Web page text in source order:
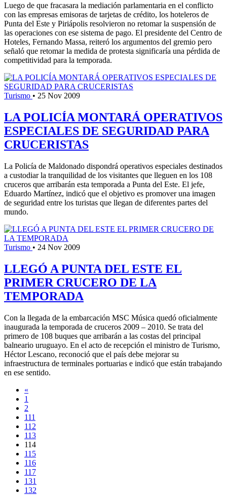
Luego de que fracasara la mediación parlamentaria en el conflicto
con las empresas emisoras de tarjetas de crédito, los hoteleros de
Punta del Este y Piriápolis resolvieron no retomar la suspensión de
las operaciones con ese sistema de pago. El presidente del Centro de
Hoteles, Fernando Massa, reiteró los argumentos del gremio pero
señaló que retomar la medida de protesta significaría una pérdida de
competitividad para la temporada.
Turismo • 25 Nov 2009
LA POLICÍA MONTARÁ OPERATIVOS
ESPECIALES DE SEGURIDAD PARA
CRUCERISTAS
La Policía de Maldonado dispondrá operativos especiales destinados
a custodiar la tranquilidad de los visitantes que lleguen en los 108
cruceros que arribarán esta temporada a Punta del Este. El jefe,
Eduardo Martínez, indicó que el objetivo es promover una imagen
de seguridad entre los turistas que llegan de diferentes partes del
mundo.
Turismo • 24 Nov 2009
LLEGÓ A PUNTA DEL ESTE EL
PRIMER CRUCERO DE LA
TEMPORADA
Con la llegada de la embarcación MSC Música quedó oficialmente
inaugurada la temporada de cruceros 2009 – 2010. Se trata del
primero de 108 buques que arribarán a las costas del principal
balneario uruguayo. En el acto de recepción el ministro de Turismo,
Héctor Lescano, reconoció que el país debe mejorar su
infraestructura de terminales portuarias e indicó que están trabajando
en ese sentido.
«
1
2
111
112
113
114
115
116
117
131
132